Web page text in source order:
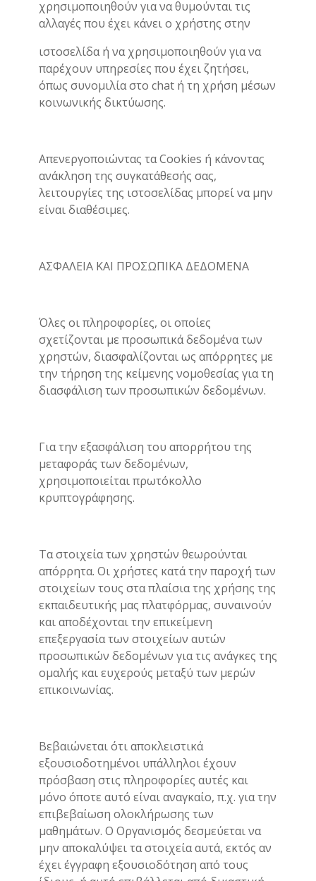
χρησιμοποιηθούν για να θυμούνται τις
αλλαγές που έχει κάνει ο χρήστης στην
ιστοσελίδα ή να χρησιμοποιηθούν για να
παρέχουν υπηρεσίες που έχει ζητήσει,
όπως συνομιλία στο chat ή τη χρήση μέσων
κοινωνικής δικτύωσης.
Απενεργοποιώντας τα Cookies ή κάνοντας
ανάκληση της συγκατάθεσής σας,
λειτουργίες της ιστοσελίδας μπορεί να μην
είναι διαθέσιμες.
ΑΣΦΑΛΕΙΑ ΚΑΙ ΠΡΟΣΩΠΙΚΑ ΔΕΔΟΜΕΝΑ
Όλες οι πληροφορίες, οι οποίες
σχετίζονται με προσωπικά δεδομένα των
χρηστών, διασφαλίζονται ως απόρρητες με
την τήρηση της κείμενης νομοθεσίας για τη
διασφάλιση των προσωπικών δεδομένων.
Για την εξασφάλιση του απορρήτου της
μεταφοράς των δεδομένων,
χρησιμοποιείται πρωτόκολλο
κρυπτογράφησης.
Τα στοιχεία των χρηστών θεωρούνται
απόρρητα. Οι χρήστες κατά την παροχή των
στοιχείων τους στα πλαίσια της χρήσης της
εκπαιδευτικής μας πλατφόρμας, συναινούν
και αποδέχονται την επικείμενη
επεξεργασία των στοιχείων αυτών
προσωπικών δεδομένων για τις ανάγκες της
ομαλής και ευχερούς μεταξύ των μερών
επικοινωνίας.
Βεβαιώνεται ότι αποκλειστικά
εξουσιοδοτημένοι υπάλληλοι έχουν
πρόσβαση στις πληροφορίες αυτές και
μόνο όποτε αυτό είναι αναγκαίο, π.χ. για την
επιβεβαίωση ολοκλήρωσης των
μαθημάτων. Ο Οργανισμός δεσμεύεται να
μην αποκαλύψει τα στοιχεία αυτά, εκτός αν
έχει έγγραφη εξουσιοδότηση από τους